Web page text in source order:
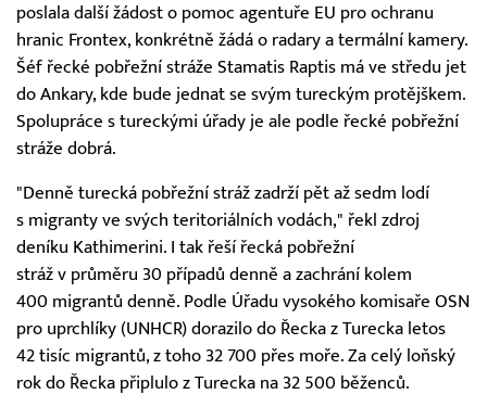
poslala další žádost o pomoc agentuře EU pro ochranu
hranic Frontex, konkrétně žádá o radary a termální kamery.
Šéf řecké pobřežní stráže Stamatis Raptis má ve středu jet
do Ankary, kde bude jednat se svým tureckým protějškem.
Spolupráce s tureckými úřady je ale podle řecké pobřežní
stráže dobrá.
"Denně turecká pobřežní stráž zadrží pět až sedm lodí
s migranty ve svých teritoriálních vodách," řekl zdroj
deníku Kathimerini. I tak řeší řecká pobřežní
stráž v průměru 30 případů denně a zachrání kolem
400 migrantů denně. Podle Úřadu vysokého komisaře OSN
pro uprchlíky (UNHCR) dorazilo do Řecka z Turecka letos
42 tisíc migrantů, z toho 32 700 přes moře. Za celý loňský
rok do Řecka připlulo z Turecka na 32 500 běženců.